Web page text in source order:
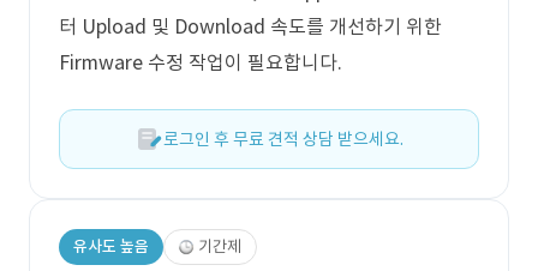
터 Upload 및 Download 속도를 개선하기 위한
Firmware 수정 작업이 필요합니다.
로그인 후 무료 견적 상담 받으세요.
유사도 높음 기간제